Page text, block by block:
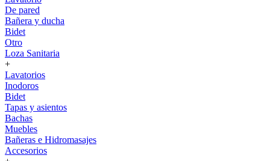
De pared
Bañera y ducha
Bidet
Otro
Loza Sanitaria
+
Lavatorios
Inodoros
Bidet
Tapas y asientos
Bachas
Muebles
Bañeras e Hidromasajes
Accesorios